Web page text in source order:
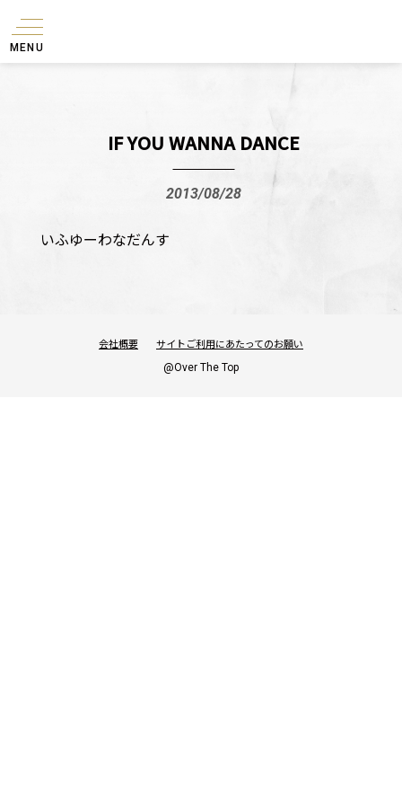
MENU
IF YOU WANNA DANCE
2013/08/28
いふゆーわなだんす
会社概要 サイトご利用にあたってのお願い
@Over The Top